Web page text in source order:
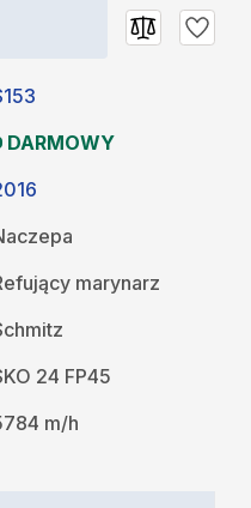
DARMOWY
marynarz
24 FP45
m/h